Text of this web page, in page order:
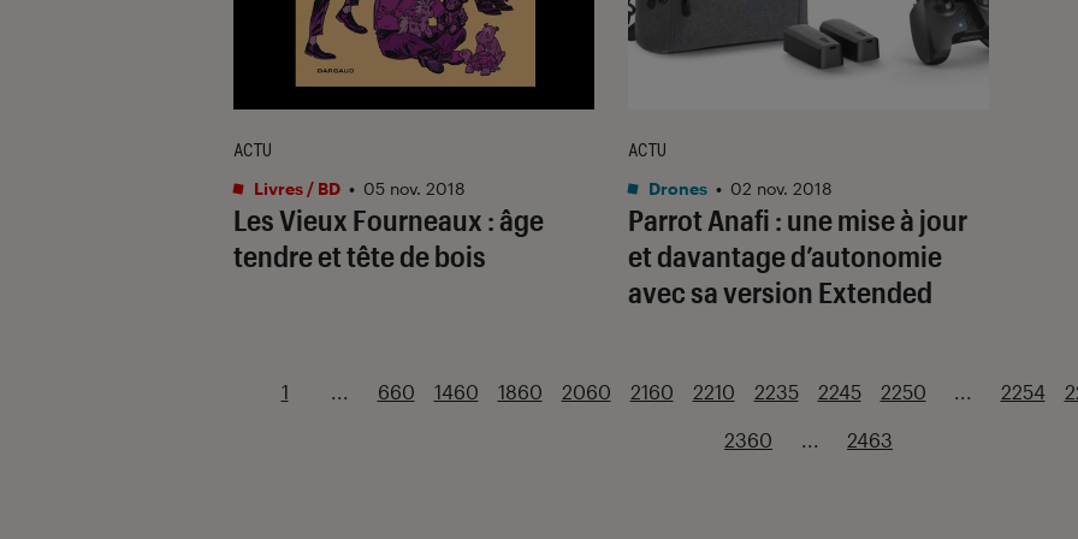
Les Vieux Fourneaux : âge
tendre et tête de bois
ACTU
Livres / BD • 05 nov. 2018
Parrot Anafi : une mise à jour
et davantage d’autonomie
avec sa version Extended
ACTU
Drones • 02 nov. 2018
1 ... 660 1460 1860 2060 2160 2210 2235 2245 2250 ... 2254
2360 ... 2463